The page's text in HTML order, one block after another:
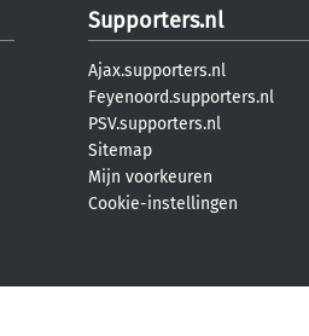
Supporters.nl
Ajax.supporters.nl
Feyenoord.supporters.nl
PSV.supporters.nl
Sitemap
Mijn voorkeuren
Cookie-instellingen